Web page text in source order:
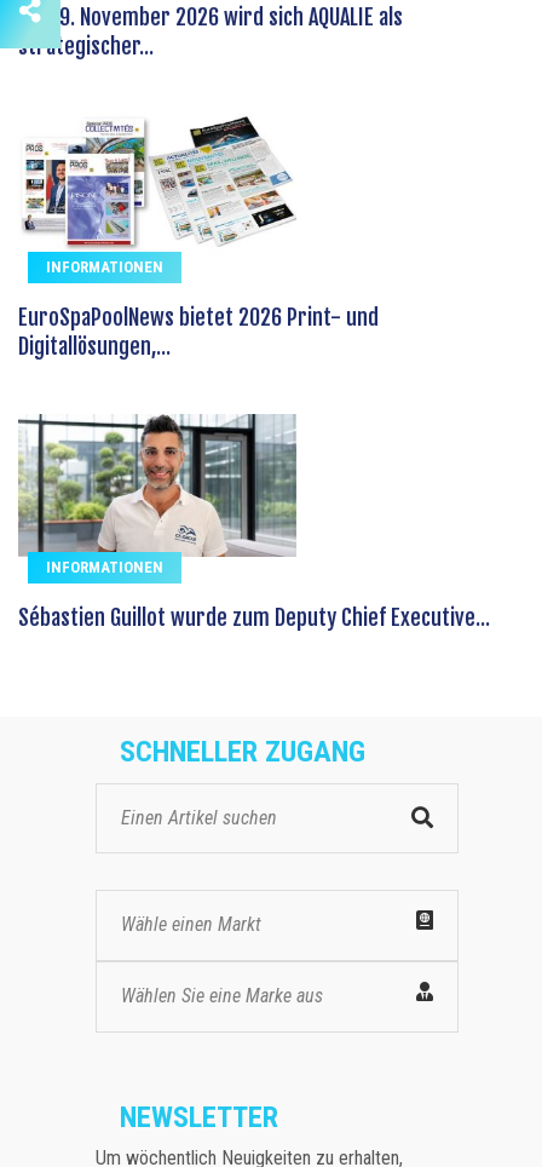
Am 19. November 2026 wird sich AQUALIE als
strategischer...
INFORMATIONEN
EuroSpaPoolNews bietet 2026 Print- und
Digitallösungen,...
INFORMATIONEN
Sébastien Guillot wurde zum Deputy Chief Executive...
SCHNELLER ZUGANG
Wähle einen Markt
Wählen Sie eine Marke aus
NEWSLETTER
Um wöchentlich Neuigkeiten zu erhalten,